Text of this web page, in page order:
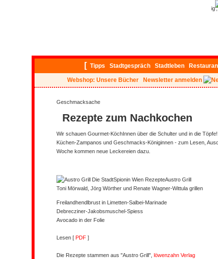
[ Tipps Stadtgespräch Stadtleben
Webshop: Unsere Bücher Newsletter anmelden
Geschmacksache
Rezepte zum Nachkochen
Wir schauen Gourmet-KöchInnen über die Schulter und in die Töpfe!
Küchen-Zampanos und Geschmacks-Königinnen - zum Lesen,
Woche kommen neue Leckereien dazu.
Austro Grill
Toni Mörwald, Jörg Wörther und Renate Wagner-Wittula grillen
Freilandhendlbrust in Limetten-Salbei-Marinade
Debrecziner-Jakobsmuschel-Spiess
Avocado in der Folie
Lesen [ PDF ]
Die Rezepte stammen aus "Austro Grill", löwenzahn Verlag